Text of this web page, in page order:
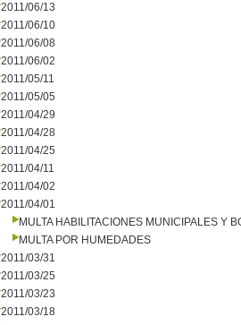
2011/06/13
2011/06/10
2011/06/08
2011/06/02
2011/05/11
2011/05/05
2011/04/29
2011/04/28
2011/04/25
2011/04/11
2011/04/02
2011/04/01
MULTA HABILITACIONES MUNICIPALES Y
MULTA POR HUMEDADES
2011/03/31
2011/03/25
2011/03/23
2011/03/18